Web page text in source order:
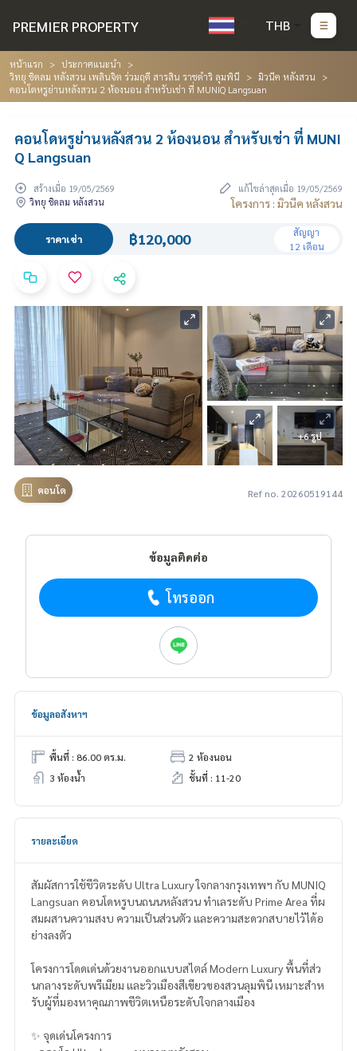
PREMIER PROPERTY THB
หน้าแรก
ประกาศแนะนำ
วิทยุ ชิดลม หลังสวน เพลินจิต ร่วมฤดี สารสิน ราชดำริ ลุมพินี
มิวนีค หลังสวน
คอนโดหรูย่านหลังสวน 2 ห้องนอน สำหรับเช่า ที่ MUNIQ Langsuan
คอนโดหรูย่านหลังสวน 2 ห้องนอน สำหรับเช่า ที่ MUNI
Q Langsuan
สร้างเมื่อ 19/05/2569
แก้ไขล่าสุดเมื่อ 19/05/2569
วิทยุ ชิดลม หลังสวน
โครงการ : มิวนีค หลังสวน
ราคาเช่า ฿120,000
สัญญา
12 เดือน
+6 รูป
คอนโด Ref no. 20260519144
ข้อมูลติดต่อ
โทรออก
ข้อมูลอสังหาฯ
พื้นที่ : 86.00 ตร.ม.
2 ห้องนอน
3 ห้องน้ำ
ชั้นที่ : 11-20
รายละเอียด
สัมผัสการใช้ชีวิตระดับ Ultra Luxury ใจกลางกรุงเทพฯ กับ MUNIQ
Langsuan คอนโดหรูบนถนนหลังสวน ทำเลระดับ Prime Area ที่ผ
สมผสานความสงบ ความเป็นส่วนตัว และความสะดวกสบายไว้ได้อ
ย่างลงตัว
โครงการโดดเด่นด้วยงานออกแบบสไตล์ Modern Luxury พื้นที่ส่ว
นกลางระดับพรีเมียม และวิวเมืองสีเขียวของสวนลุมพินี เหมาะสำห
รับผู้ที่มองหาคุณภาพชีวิตเหนือระดับใจกลางเมือง
✨ จุดเด่นโครงการ